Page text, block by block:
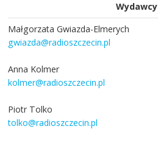
Wydawcy
Małgorzata Gwiazda-Elmerych
gwiazda@radioszczecin.pl
Anna Kolmer
kolmer@radioszczecin.pl
Piotr Tolko
tolko@radioszczecin.pl